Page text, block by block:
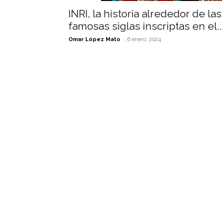
INRI, la historia alrededor de las
famosas siglas inscriptas en
Omar López Mato - 6 enero, 2024